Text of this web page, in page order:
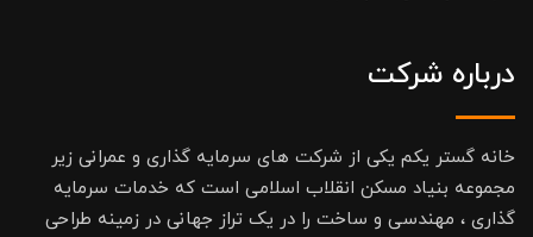
درباره شرکت
خانه گستر یکم یکی از شرکت های سرمایه گذاری و عمرانی زیر
مجموعه بنیاد مسکن انقلاب اسلامی است که خدمات سرمایه
گذاری ، مهندسی و ساخت را در یک تراز جهانی در زمینه طراحی